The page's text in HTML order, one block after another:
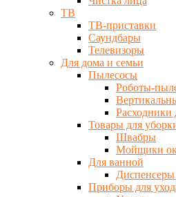
ТВ
ТВ-приставки
Саундбары
Телевизоры
Для дома и семьи
Пылесосы
Роботы-
Расходники
Товары для
Швабры
Мойщики
Для ванной
Приборы для